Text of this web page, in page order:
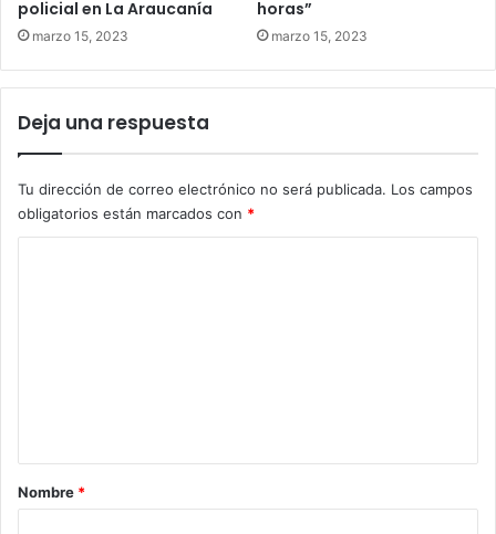
policial en La Araucanía
marzo 15, 2023
horas”
marzo 15, 2023
Deja una respuesta
Tu dirección de correo electrónico no será publicada. Los campos
obligatorios están marcados con *
rNombre *